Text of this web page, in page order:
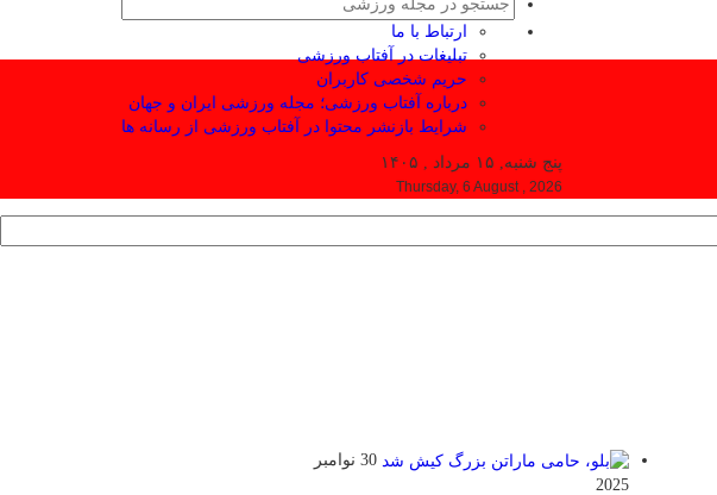
ارتباط با ما
تبلیغات در آفتاب ورزشی
حریم شخصی کاربران
درباره آفتاب ورزشی؛ مجله ورزشی ایران و جهان
شرایط بازنشر محتوا در آفتاب ورزشی از رسانه ها
پنج شنبه, ۱۵ مرداد , ۱۴۰۵
Thursday, 6 August , 2026
30 نوامبر
2025